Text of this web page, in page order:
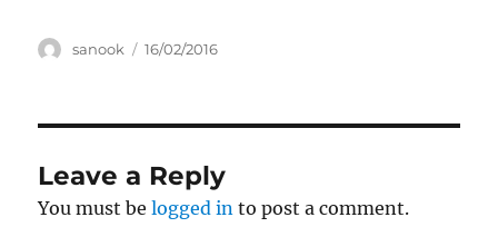
Author
sanook
Posted
16/02/2016
Leave a Reply
You must belogged in to post a comment.